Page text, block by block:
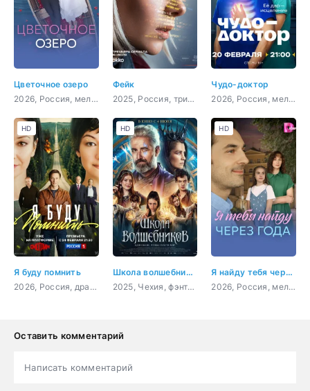
Цветочное озеро
2026, Россия, мелодрама
Фейк
2025, Россия, триллер, драма
Чудо-доктор
2026, Россия, мелодрама, драма
Я буду помнить
2026, Россия, драма
HD
Школа волшебников
2025, Чехия, фэнтези, семейный
HD
Я найду тебя через года
2026, Россия, мелодрама
HD
Оставить комментарий
Написать комментарий